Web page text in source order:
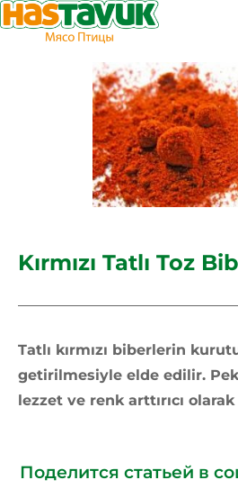
Kırmızı Tatlı Toz
Tatlı kırmızı biberlerin
getirilmesiyle elde edilir.
lezzet ve renk arttırıcı olarak
Поделится статьей в